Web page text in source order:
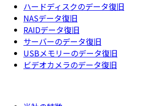
ハードディスクのデータ復旧
NASデータ復旧
RAIDデータ復旧
サーバーのデータ復旧
USBメモリーのデータ復旧
ビデオカメラのデータ復旧